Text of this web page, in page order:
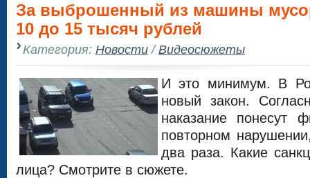
За выброшенный из машины
10 до 15 тысяч рублей
Категория: Новости/Видеосюжеты
И это минимум. В
новый закон.
наказание понесут
повторном
два раза. Какие
лица? Смотрите в сюжете.